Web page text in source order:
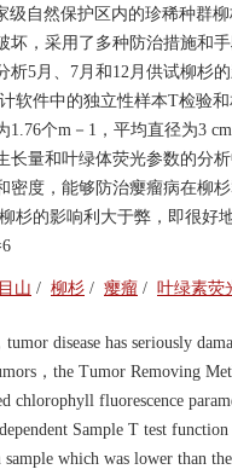
级自然保护区内的珍稀种群
坏，采用了多种防治措施和
析5月、7月和12月供试柳杉
软件中的独立性样本T检验
1.76个m－1，平均直径为3
长量和叶绿体荧光参数的分
密度，能够防治瘿瘤病在柳
杉的影响利大于弊，即很好
山 / 柳杉 / 瘿瘤 / 叶绿素荧
tumor disease has seriously
，the Tumor Removing
chlorophyll fluorescence
Sample T test
which was lower than